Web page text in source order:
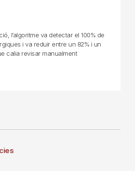
l’algoritme va detectar el 100% de
i va reduir entre un 82% i un
calia revisar manualment